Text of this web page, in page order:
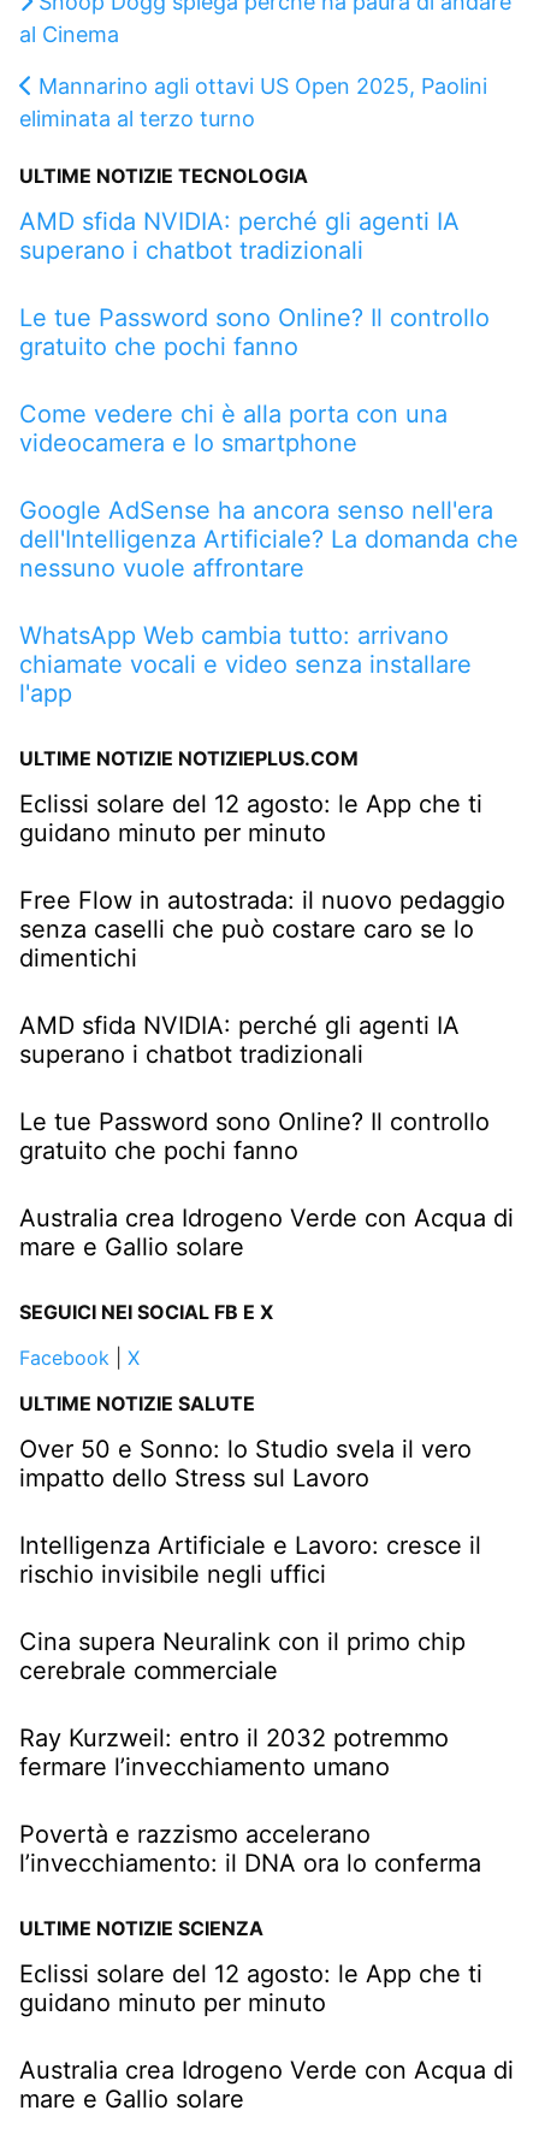
al Cinema
Mannarino agli ottavi US Open 2025, Paolini
eliminata al terzo turno
ULTIME NOTIZIE TECNOLOGIA
AMD sfida NVIDIA: perché gli agenti IA
superano i chatbot tradizionali
Le tue Password sono Online? Il controllo
gratuito che pochi fanno
Come vedere chi è alla porta con una
videocamera e lo smartphone
Google AdSense ha ancora senso nell'era
dell'Intelligenza Artificiale? La domanda che
nessuno vuole affrontare
WhatsApp Web cambia tutto: arrivano
chiamate vocali e video senza installare
l'app
ULTIME NOTIZIE NOTIZIEPLUS.COM
Eclissi solare del 12 agosto: le App che ti
guidano minuto per minuto
Free Flow in autostrada: il nuovo pedaggio
senza caselli che può costare caro se lo
dimentichi
AMD sfida NVIDIA: perché gli agenti IA
superano i chatbot tradizionali
Le tue Password sono Online? Il controllo
gratuito che pochi fanno
Australia crea Idrogeno Verde con Acqua di
mare e Gallio solare
SEGUICI NEI SOCIAL FB E X
Facebook
X
ULTIME NOTIZIE SALUTE
Over 50 e Sonno: lo Studio svela il vero
impatto dello Stress sul Lavoro
Intelligenza Artificiale e Lavoro: cresce il
rischio invisibile negli uffici
Cina supera Neuralink con il primo chip
cerebrale commerciale
Ray Kurzweil: entro il 2032 potremmo
fermare l’invecchiamento umano
Povertà e razzismo accelerano
l’invecchiamento: il DNA ora lo conferma
ULTIME NOTIZIE SCIENZA
Eclissi solare del 12 agosto: le App che ti
guidano minuto per minuto
Australia crea Idrogeno Verde con Acqua di
mare e Gallio solare